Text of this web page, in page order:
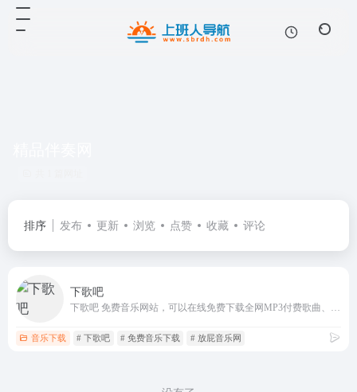
排序 发布 更新 浏览 点赞 收藏 评论
下歌吧
音乐下载 # 下歌吧 # 免费音乐下载 # 放屁音乐网